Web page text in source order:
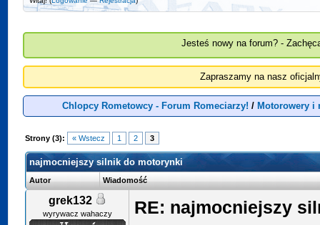
Jesteś nowy na forum? -
Zapraszamy na nasz
Chlopcy Rometowcy - Forum Romeciarzy! / Motorowery i
Strony (3): « Wstecz 1 2 3
najmocniejszy silnik do motorynki
Autor Wiadomość
grek132
wyrywacz wahaczy RE: najmocniejszy